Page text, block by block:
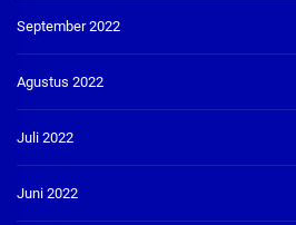
September 2022
Agustus 2022
Juli 2022
Juni 2022